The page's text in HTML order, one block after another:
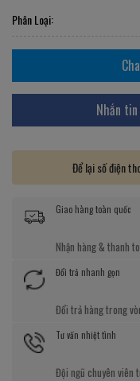
Phân Loại:
Nhắn
Để lại số điện
Giao hàng toàn quốc
Nhận hàng & thanh
Đổi trả nhanh gọn
Đổi trả hàng trong
Tư vấn nhiệt tình
Đội ngũ chuyên viên